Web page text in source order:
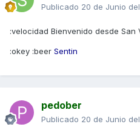
Publicado 20 de Junio
:velocidad Bienvenido desde San
:okey :beer Sentin
pedober
Publicado 20 de Junio